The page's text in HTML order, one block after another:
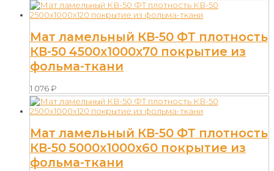
Мат ламельный КВ-50 ФТ плотность
КВ-50 4500х1000х70 покрытие из
фольма-ткани
1 076₽
Мат ламельный КВ-50 ФТ плотность
КВ-50 5000х1000х60 покрытие из
фольма-ткани